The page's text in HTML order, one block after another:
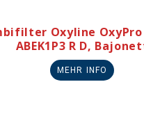
Oxyline OxyPro
ABEK1P3 R D,
MEHR INFO